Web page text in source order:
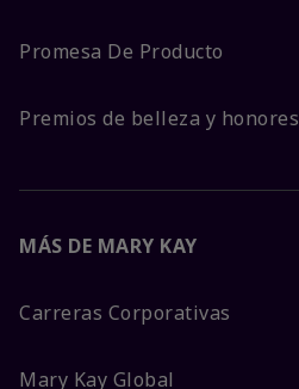
Promesa De Producto
Premios de belleza y honores
MÁS DE MARY KAY
Carreras Corporativas
Mary Kay Global